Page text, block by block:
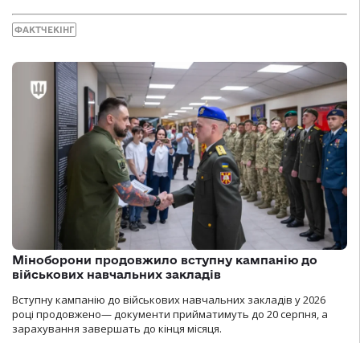
ФАКТЧЕКІНГ
Міноборони продовжило вступну кампанію до
військових навчальних закладів
Вступну кампанію до військових навчальних закладів у 2026
році продовжено— документи прийматимуть до 20 серпня, а
зарахування завершать до кінця місяця.